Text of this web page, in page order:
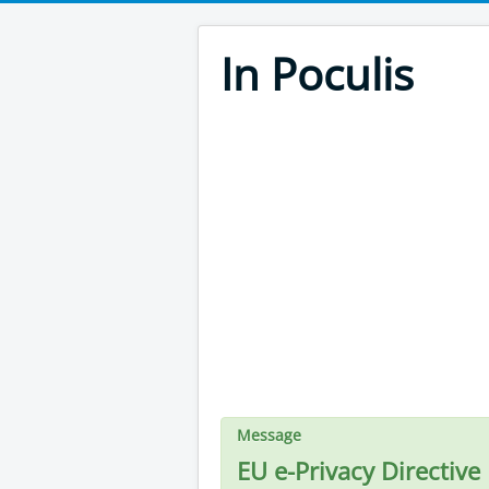
In Poculis
Message
EU e-Privacy Directive